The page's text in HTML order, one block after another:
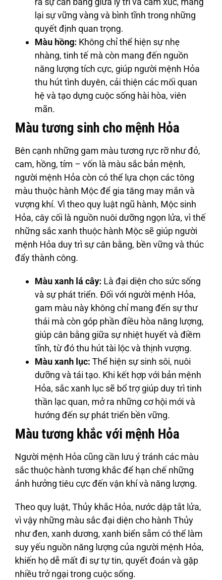
lại sự vững vàng và bình tĩnh trong những
quyết định quan trọng.
Màu hồng: Không chỉ thể hiện sự nhẹ
nhàng, tinh tế mà còn mang đến nguồn
năng lượng tích cực, giúp người mệnh Hỏa
thu hút tình duyên, cải thiện các mối quan
hệ và tạo dựng cuộc sống hài hòa, viên
mãn.
Màu tương sinh cho mệnh Hỏa
Bên cạnh những gam màu tương rực rỡ như đỏ,
cam, hồng, tím – vốn là màu sắc bản mệnh,
người mệnh Hỏa còn có thể lựa chọn các tông
màu thuộc hành Mộc để gia tăng may mắn và
vượng khí. Vì theo quy luật ngũ hành, Mộc sinh
Hỏa, cây cối là nguồn nuôi dưỡng ngọn lửa, vì thế
những sắc xanh thuộc hành Mộc sẽ giúp người
mệnh Hỏa duy trì sự cân bằng, bền vững và thúc
đẩy thành công.
Màu xanh lá cây: Là đại diện cho sức sống
và sự phát triển. Đối với người mệnh Hỏa,
gam màu này không chỉ mang đến sự thư
thái mà còn góp phần điều hòa năng lượng,
giúp cân bằng giữa sự nhiệt huyết và điềm
tĩnh, từ đó thu hút tài lộc và thịnh vượng.
Màu xanh lục: Thể hiện sự sinh sôi, nuôi
dưỡng và tái tạo. Khi kết hợp với bản mệnh
Hỏa, sắc xanh lục sẽ bổ trợ giúp duy trì tinh
thần lạc quan, mở ra những cơ hội mới và
hướng đến sự phát triển bền vững.
Màu tương khắc với mệnh Hỏa
Người mệnh Hỏa cũng cần lưu ý tránh các màu
sắc thuộc hành tương khắc để hạn chế những
ảnh hưởng tiêu cực đến vận khí và năng lượng.
Theo quy luật, Thủy khắc Hỏa, nước dập tắt lửa,
vì vậy những màu sắc đại diện cho hành Thủy
như đen, xanh dương, xanh biển sẫm có thể làm
suy yếu nguồn năng lượng của người mệnh Hỏa,
khiến họ dễ mất đi sự tự tin, quyết đoán và gặp
nhiều trở ngại trong cuộc sống.